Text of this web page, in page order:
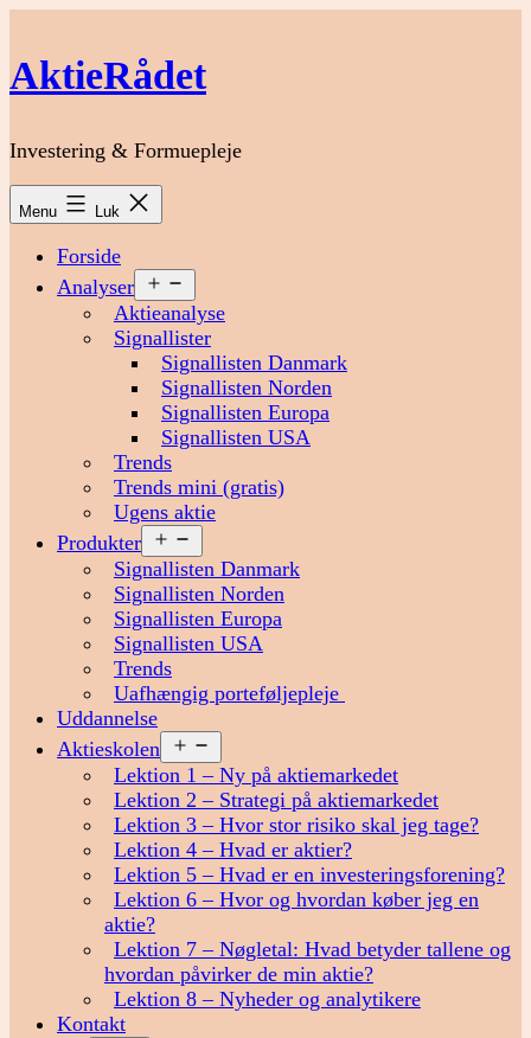
indhold
AktieRådet
Investering & Formuepleje
Menu Luk
Forside
Analyser
menu
Aktieanalyse
Signallister
Signallisten Danmark
Signallisten Norden
Signallisten Europa
Signallisten USA
Trends
Trends mini (gratis)
Ugens aktie
Produkter
menu
Signallisten Danmark
Signallisten Norden
Signallisten Europa
Signallisten USA
Trends
Uafhængig porteføljepleje
Uddannelse
Aktieskolen
menu
Lektion 1 – Ny på aktiemarkedet
Lektion 2 – Strategi på aktiemarkedet
Lektion 3 – Hvor stor risiko skal jeg tage?
Lektion 4 – Hvad er aktier?
Lektion 5 – Hvad er en investeringsforening?
Lektion 6 – Hvor og hvordan køber jeg en
aktie?
Lektion 7 – Nøgletal: Hvad betyder tallene og
hvordan påvirker de min aktie?
Lektion 8 – Nyheder og analytikere
Kontakt